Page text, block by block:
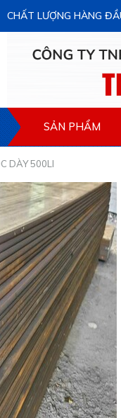
CHẤT LƯỢNG HÀNG
SẢN PHẨM
DÀY 500LI